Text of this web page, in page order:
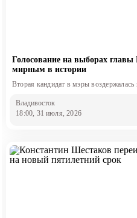
Голосование на выборах
мирным в истории
Вторая кандидат в мэры
Владивосток
18:00, 31 июля, 2026